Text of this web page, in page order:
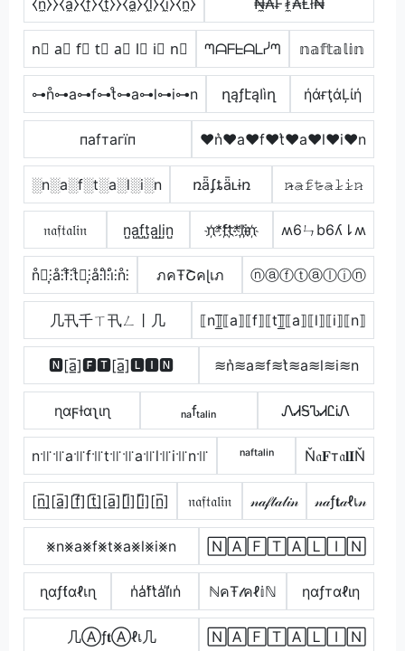
n⃣ a⃣ f⃣ t⃣ a⃣ l⃣ i⃣ n⃣ ᘉᗩᖴᖶᗩᒪᓰᘉ 𝕟𝕒𝕗𝕥𝕒𝕝𝕚𝕟
⊶n̊⊶a⊶f⊶t̊⊶a⊶l⊶i⊶n ղąƒէąӀìղ ήάғţάĻίή
паfтагїп ♥n͛♥a♥f♥t͛♥a♥l♥i♥n
░n░a░f░t░a░l░i░n ռǟʄȶǟʟɨռ 𝚗̷̴𝚊̷𝚏̷𝚝̷̴𝚊̷𝚕̷𝚒̷𝚗̷
𝔫𝔞𝔣𝔱𝔞𝔩𝔦𝔫 n̺a̺f̺t̺a̺l̺i̺n̺ n҉*f҉t҉*l҉i҉n҉ ʍ6ㄣb6ʎ⇂ʍ
n̊⫶͎⫶å⫶f̊⫶t̊⫶͎⫶å⫶l̊⫶i̊⫶n̊⫶ ภคŦՇคɭเภ ⓝⓐⓕⓣⓐⓛⓘⓝ
几卂千ㄒ卂ㄥ丨几 ⟦n⟧̲̅⟦a⟧⟦f⟧⟦t⟧̲̅⟦a⟧⟦l⟧⟦i⟧⟦n⟧
🅽[a̲̅]🅵🆃[a̲̅]🅻🅸🅽 ≋n͛≋a≋f≋t͛≋a≋l≋i≋n
ɳαϝƚαʅιɳ ₙₐfₜₐₗᵢₙ ᏁᏗᎦᏖᏗᏝᎥᏁ
n꜉꜍꜉꜍a꜉꜍f꜉꜍t꜉꜍꜉꜍a꜉꜍l꜉꜍i꜉꜍n꜉꜍ ⁿᵃᶠᵗᵃˡⁱⁿ Ň𝔞𝐅т𝔞𝐥𝐈Ň
[n̲̅]̼[a̲̅][f̲̅][t̲̅]̼[a̲̅][l̲̅][i̲̅][n̲̅] 𝔫𝔞𝔣𝔱𝔞𝔩𝔦𝔫 𝓃𝒶𝒻𝓉𝒶𝓁𝒾𝓃 𝓃𝒶ƒ𝐭𝒶ℓเ𝓃
⨳n⨳a⨳f⨳t⨳a⨳l⨳i⨳n 🄽🄰🄵🅃🄰🄻🄸🄽
ɳαƒƭαℓเɳ n̾a̾f̾t̾a̾l̾i̾n̾ ℕคŦ𝓉คℓ𝕚ℕ ηαƒтαℓιη
几Ⓐƒ𝐭Ⓐℓเ几 🄽🄰🄵🅃🄰🄻🄸🄽